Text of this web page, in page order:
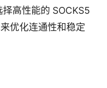
高性能的 SOCKS5
优化连通性和稳定